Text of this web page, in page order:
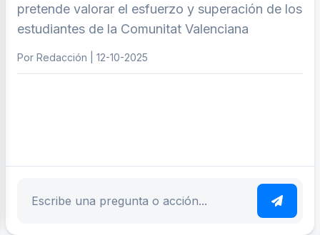
pretende valorar el esfuerzo y superación de los
estudiantes de la Comunitat Valenciana
Por Redacción | 12-10-2025
Escribe tu pregunta